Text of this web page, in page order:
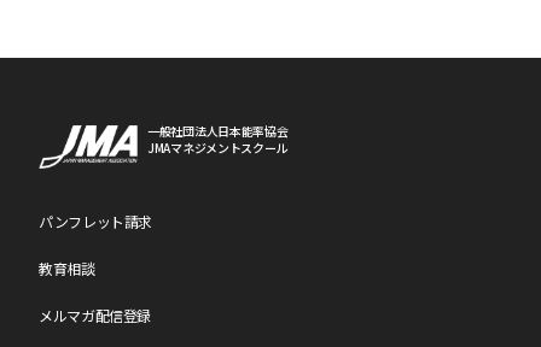
※参加区分に誤りがある場合は、参加料を修正のうえ、請求書を発
行させていただきます。
絡ください。
【参加日程の変更について】
参加日程の変更は、年度内(4月～翌年3月)1回のみの変更となりま
一般社団法人日本能率協会
JMAマネジメントスクール
パンフレット請求
教育相談
メルマガ配信登録